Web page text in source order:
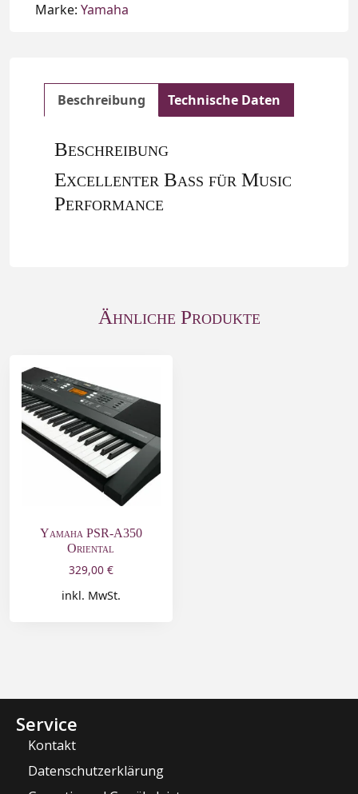
Marke: Yamaha
Beschreibung Technische Daten
Beschreibung
Excellenter Bass für Music
Performance
Ähnliche Produkte
Yamaha PSR-A350
Oriental
329,00 €
inkl. MwSt.
Service
Kontakt
Datenschutzerklärung